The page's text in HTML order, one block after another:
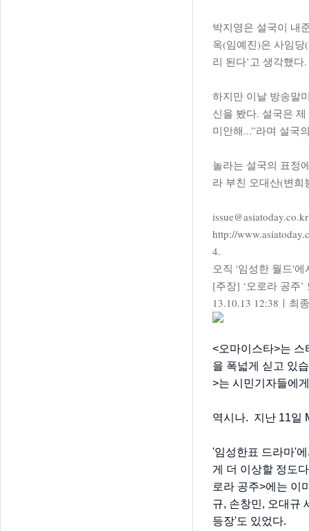
박지영은 설국이 내
옥(임예진)은 사임
리 된다’고 생각했
하지만 이날 방송말
신을 봤다. 설국은
미안해...”라며 설국
놀라는 설국의 표정
라 부친 오대산(변
http://
4.
오직 '임성한 월드'
[주장] ‘오로라 공주
13.10.13 12:38ㅣ최
<오마이스타>는 스
을 폭넓게 싣고 있
>는 시민기자들에
역시나. 지난 11일
'임성한표 드라마'
게 더 이상할 정도
로라 공주>에는 이
규, 손창민, 오대규
등장'도 있었다.